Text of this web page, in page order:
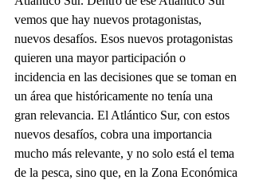
vemos que hay nuevos protagonistas,
nuevos desafíos. Esos nuevos protagonistas
quieren una mayor participación o
incidencia en las decisiones que se toman en
un área que históricamente no tenía una
gran relevancia. El Atlántico Sur, con estos
nuevos desafíos, cobra una importancia
mucho más relevante, y no solo está el tema
de la pesca, sino que, en la Zona Económica